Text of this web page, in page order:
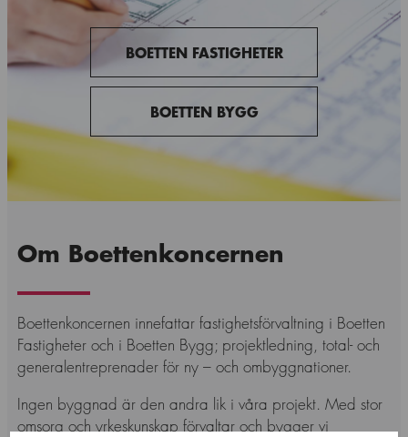
BOETTEN FASTIGHETER
BOETTEN BYGG
Om Boettenkoncernen
Boettenkoncernen innefattar fastighetsförvaltning i Boetten
Fastigheter och i Boetten Bygg; projektledning, total- och
generalentreprenader för ny – och ombyggnationer.
Ingen byggnad är den andra lik i våra projekt. Med stor
omsorg och yrkeskunskap förvaltar och bygger vi